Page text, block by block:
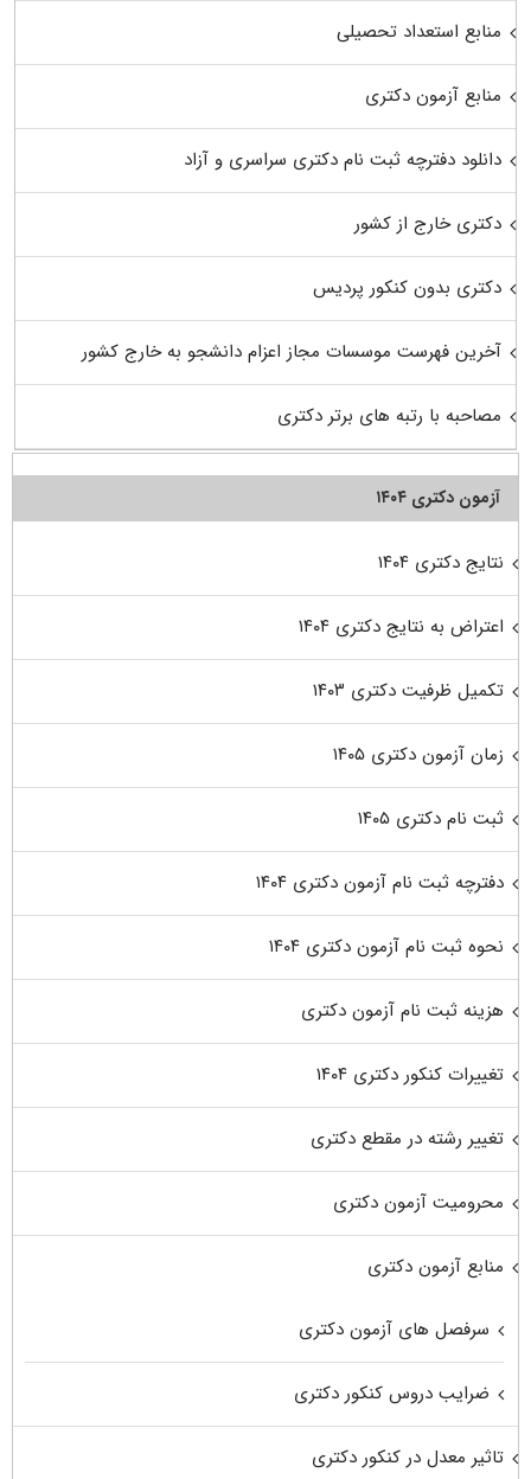
منابع استعداد تحصیلی
منابع آزمون دکتری
دانلود دفترچه ثبت نام دکتری سراسری و آزاد
دکتری خارج از کشور
دکتری بدون کنکور پردیس
آخرین فهرست موسسات مجاز اعزام دانشجو به خارج کشور
مصاحبه با رتبه های برتر دکتری
آزمون دکتری ۱۴۰۴
نتایج دکتری ۱۴۰۴
اعتراض به نتایج دکتری ۱۴۰۴
تکمیل ظرفیت دکتری ۱۴۰۳
زمان آزمون دکتری ۱۴۰۵
ثبت نام دکتری ۱۴۰۵
دفترچه ثبت نام آزمون دکتری ۱۴۰۴
نحوه ثبت نام آزمون دکتری ۱۴۰۴
هزینه ثبت نام آزمون دکتری
تغییرات کنکور دکتری ۱۴۰۴
تغییر رشته در مقطع دکتری
محرومیت آزمون دکتری
منابع آزمون دکتری
سرفصل های آزمون دکتری
ضرایب دروس کنکور دکتری
تاثیر معدل در کنکور دکتری